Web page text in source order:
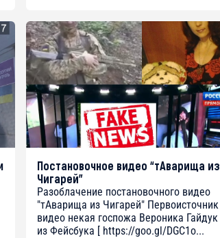
Постановочное видео “тАварища из
Чигарей”
Разоблачение постановочного видео
"тАварища из Чигарей" Первоисточник
видео некая госпожа Вероника Гайдук
из Фейсбука [ https://goo.gl/DGC1o...